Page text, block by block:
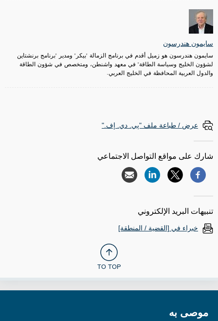
سايمون هندرسون
سايمون هندرسون هو زميل أقدم في برنامج الزمالة "بيكر" ومدير "برنامج برنشتاين
لشؤون الخليج وسياسة الطاقة" في معهد واشنطن، ومتخصص في شؤون الطاقة
والدول العربية المحافظة في الخليج العربي.
عرض / طباعة ملف "پي. دي. إف."
شارك على مواقع التواصل الاجتماعي
تنبيهات البريد الإلكتروني
خبراء في [القضية / المنطقة]
TO TOP
موصى به